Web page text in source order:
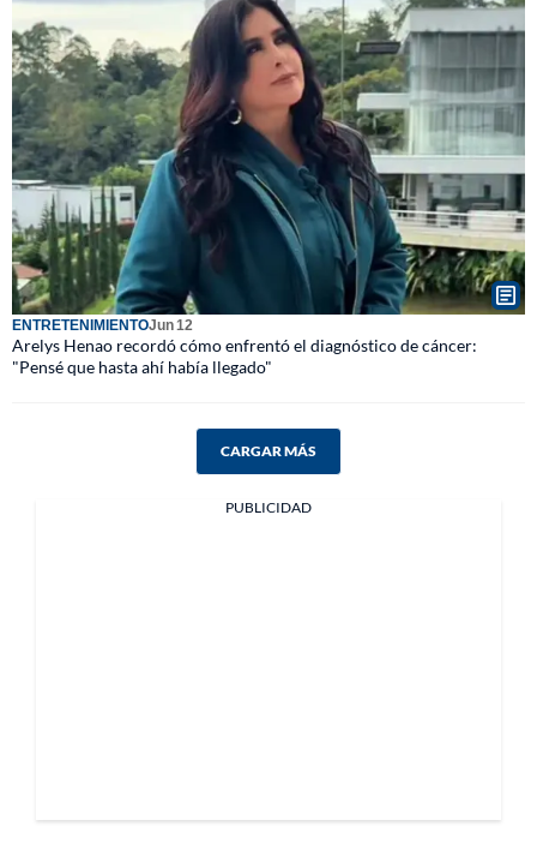
ENTRETENIMIENTOJun 12
Arelys Henao recordó cómo enfrentó el diagnóstico de cáncer:
"Pensé que hasta ahí había llegado"
CARGAR MÁS
PUBLICIDAD